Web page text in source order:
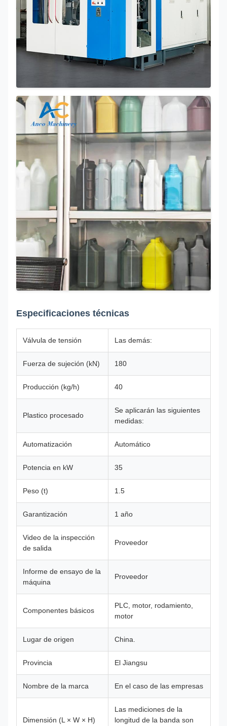
Especificaciones técnicas
Válvula de tensión Las demás:
Fuerza de sujeción (kN) 180
Producción (kg/h) 40
Plastico procesado
Se aplicarán las siguientes
medidas:
Automatización Automático
Potencia en kW 35
Peso (t) 1.5
Garantización 1 año
Video de la inspección
de salida
Proveedor
Informe de ensayo de la
máquina
Proveedor
Componentes básicos
PLC, motor, rodamiento,
motor
Lugar de origen China.
Provincia El Jiangsu
Nombre de la marca En el caso de las empresas
Dimensión (L × W × H)
Las mediciones de la
longitud de la banda son